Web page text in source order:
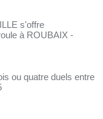
s'offre
à ROUBAIX -
ou quatre duels entre